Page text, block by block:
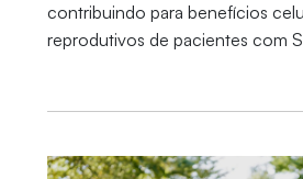
contribuindo para benefícios
reprodutivos de pacientes com